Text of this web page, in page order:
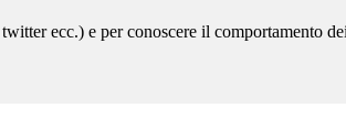
ecc.) e per conoscere il comportamento